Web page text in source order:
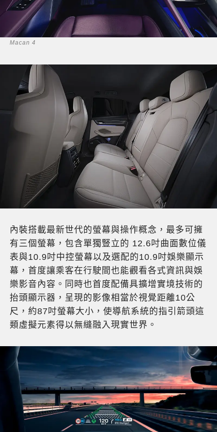
Macan 4
內裝搭載最新世代的螢幕與操作概念，最多可擁
有三個螢幕，包含單獨豎立的 12.6吋曲面數位儀
表與10.9吋中控螢幕以及選配的10.9吋娛樂顯示
幕，首度讓乘客在行駛間也能觀看各式資訊與娛
樂影音內容。同時也首度配備具擴增實境技術的
抬頭顯示器，呈現的影像相當於視覺距離10公
尺，約87吋螢幕大小，使導航系統的指引箭頭這
類虛擬元素得以無縫融入現實世界。